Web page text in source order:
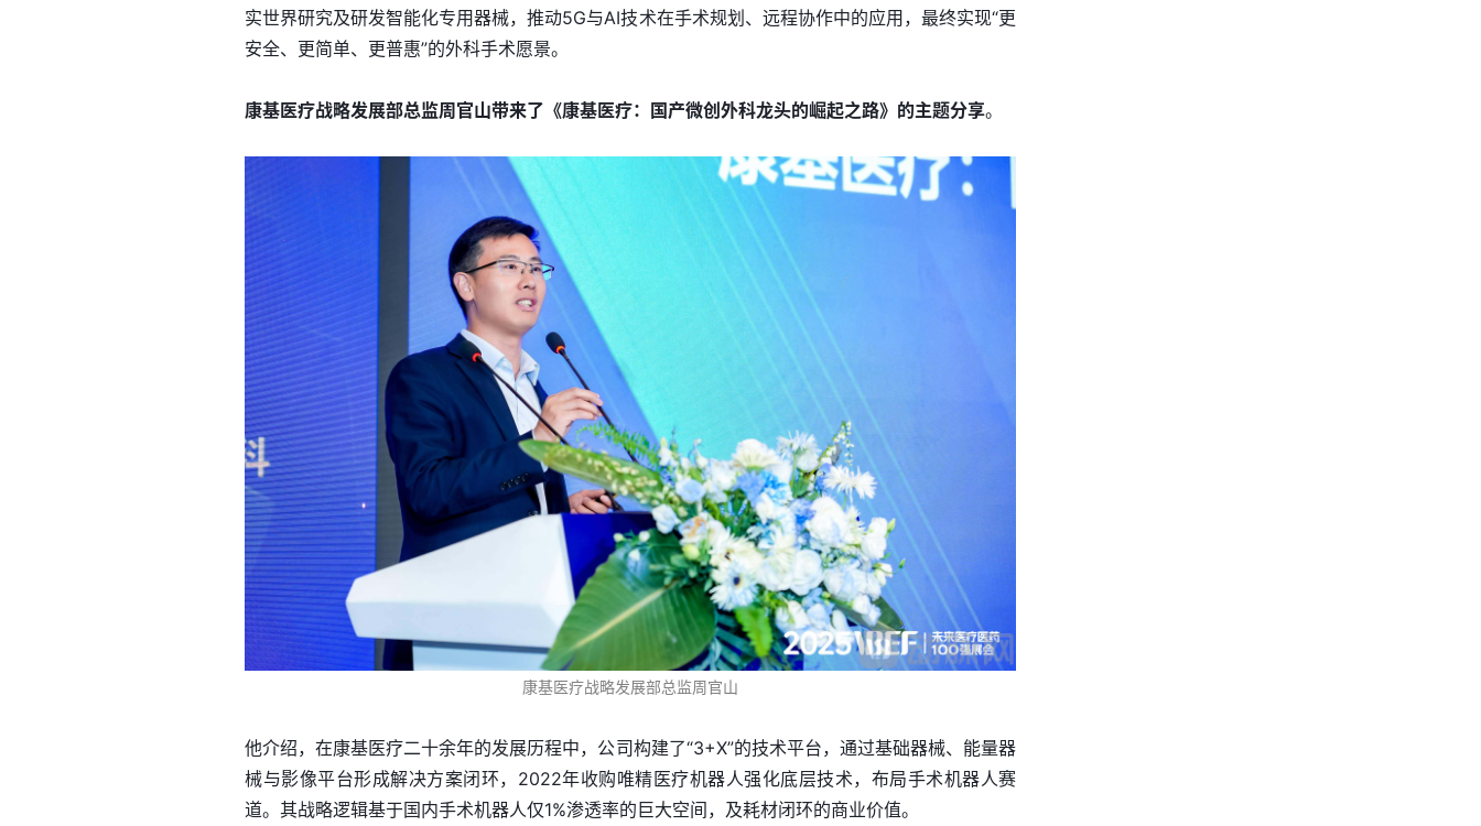
实世界研究及研发智能化专用器械，推动5G与AI技术在手术规划、远程协作中的应用，最终实现“更
安全、更简单、更普惠”的外科手术愿景。
康基医疗战略发展部总监周官山带来了《康基医疗：国产微创外科龙头的崛起之路》的主题分享。
康基医疗战略发展部总监周官山
他介绍，在康基医疗二十余年的发展历程中，公司构建了“3+X”的技术平台，通过基础器械、能量器
械与影像平台形成解决方案闭环，2022年收购唯精医疗机器人强化底层技术，布局手术机器人赛
道。其战略逻辑基于国内手术机器人仅1%渗透率的巨大空间，及耗材闭环的商业价值。